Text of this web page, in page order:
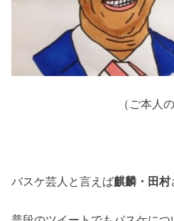
（ご本人
バスケ芸人と言えば麒麟・田村